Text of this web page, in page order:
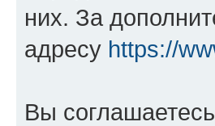
них. За
адресу https://
Вы